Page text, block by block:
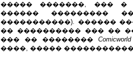
����� �������, ��� �
������ ���������
�����������). ������
�� ���������� ��� ��
��� �� �������� Comicworld
����, �����